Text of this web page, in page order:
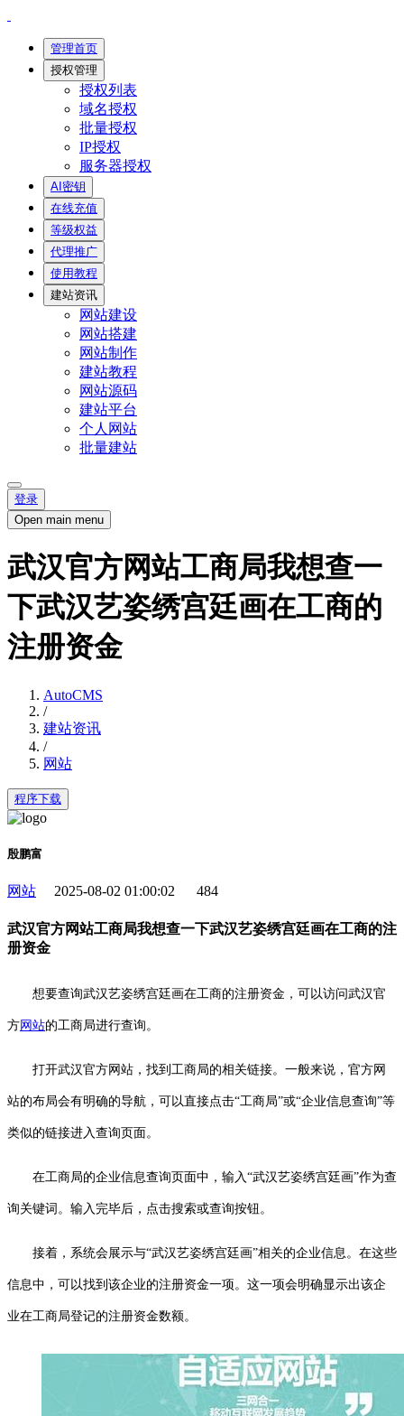
管理首页
授权管理
授权列表
域名授权
批量授权
IP授权
服务器授权
AI密钥
在线充值
等级权益
代理推广
使用教程
建站资讯
网站建设
网站搭建
网站制作
建站教程
网站源码
建站平台
个人网站
批量建站
登录
Open main menu
武汉官方网站工商局我想查一
下武汉艺姿绣宫廷画在工商的
注册资金
AutoCMS
/
建站资讯
/
网站
程序下载
殷鹏富
网站 2025-08-02 01:00:02 484
武汉官方网站工商局我想查一下武汉艺姿绣宫廷画在工商的注
册资金
想要查询武汉艺姿绣宫廷画在工商的注册资金，可以访问武汉官
方网站的工商局进行查询。
打开武汉官方网站，找到工商局的相关链接。一般来说，官方网
站的布局会有明确的导航，可以直接点击“工商局”或“企业信息查询”等
类似的链接进入查询页面。
在工商局的企业信息查询页面中，输入“武汉艺姿绣宫廷画”作为查
询关键词。输入完毕后，点击搜索或查询按钮。
接着，系统会展示与“武汉艺姿绣宫廷画”相关的企业信息。在这些
信息中，可以找到该企业的注册资金一项。这一项会明确显示出该企
业在工商局登记的注册资金数额。